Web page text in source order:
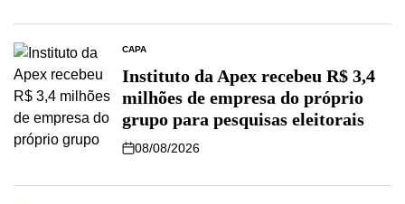
CAPA
Instituto da Apex recebeu R$ 3,4
milhões de empresa do próprio
grupo para pesquisas eleitorais
08/08/2026